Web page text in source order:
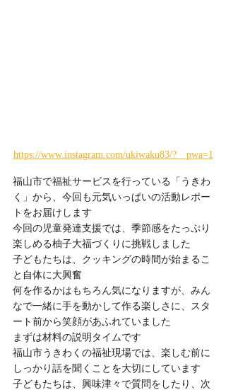
https://www.instagram.com/ukiwaku83/?__pwa=1
福山市で福祉サービスを行っている「うきわ
く」から、今回も元気いっぱいの活動レポー
トをお届けします
今回の児童発達支援では、季節感をたっぷり
楽しめる柚子大福づくりに挑戦しました
子どもたちは、クッキングの時間が始まるこ
と自体に大興奮
何を作るかはもちろん気になりますが、みん
なで一緒に手を動かして作る楽しさに、スタ
ート前から笑顔があふれていました
まずは材料の説明タイムです
福山市うきわくの福祉現場では、楽しむ前に
しっかり話を聞くことを大切にしています
子どもたちは、興味津々で質問をしたり、次